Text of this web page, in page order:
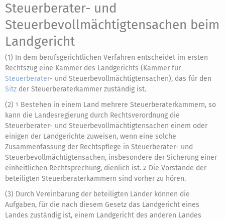
Steuerberater- und
Steuerbevollmächtigtensachen beim
Landgericht
(1) In dem berufsgerichtlichen Verfahren entscheidet im ersten
Rechtszug eine Kammer des Landgerichts (Kammer für
Steuerberater- und Steuerbevollmächtigtensachen), das für den
Sitz der Steuerberaterkammer zuständig ist.
(2) 1 Bestehen in einem Land mehrere Steuerberaterkammern, so
kann die Landesregierung durch Rechtsverordnung die
Steuerberater- und Steuerbevollmächtigtensachen einem oder
einigen der Landgerichte zuweisen, wenn eine solche
Zusammenfassung der Rechtspflege in Steuerberater- und
Steuerbevollmächtigtensachen, insbesondere der Sicherung einer
einheitlichen Rechtsprechung, dienlich ist. 2 Die Vorstände der
beteiligten Steuerberaterkammern sind vorher zu hören.
(3) Durch Vereinbarung der beteiligten Länder können die
Aufgaben, für die nach diesem Gesetz das Landgericht eines
Landes zuständig ist, einem Landgericht des anderen Landes